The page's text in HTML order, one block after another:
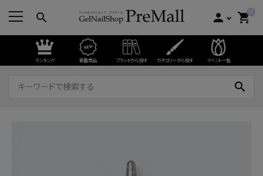
search person 0
shopping_cart
ランキング 新着商品 ブランドから探す カテゴリーから探す イベント一覧
search